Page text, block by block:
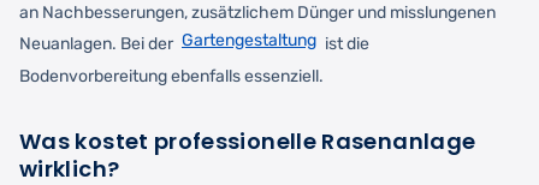
an Nachbesserungen, zusätzlichem Dünger und misslungenen
Neuanlagen. Bei der Gartengestaltung ist die
Bodenvorbereitung ebenfalls essenziell.
Was kostet professionelle Rasenanlage
wirklich?